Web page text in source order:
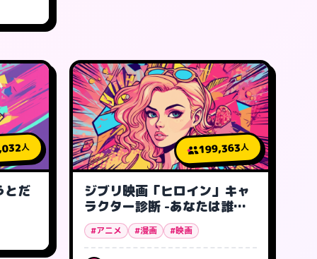
人
とだ
199,363人
ジブリ映画「ヒロイン」キャ
ラクター診断 -あなたは誰タ
イプ?
#アニメ #漫画 #映画